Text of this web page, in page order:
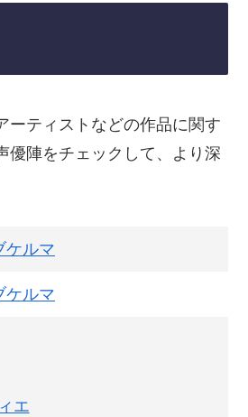
ーティストなどの作品に関す
優陣をチェックして、より深
ケルマ
ケルマ
エ